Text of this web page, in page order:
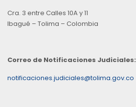
Cra. 3 entre Calles 10A y 11
Ibagué – Tolima – Colombia
Correo de Notificaciones Judiciales:
notificaciones.judiciales@tolima.gov.co